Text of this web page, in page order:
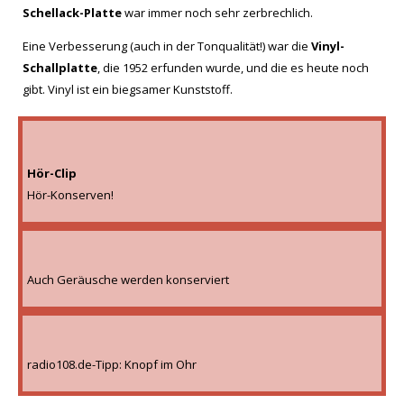
Schellack-Plattewar immer noch sehr zerbrechlich.
Eine Verbesserung (auch in der Tonqualität!) war die Vinyl-
Schallplatte, die 1952 erfunden wurde, und die es heute noch
gibt. Vinyl ist ein biegsamer Kunststoff.
Hör-Clip
Hör-Konserven!
Auch Geräusche werden konserviert
radio108.de-Tipp: Knopf im Ohr